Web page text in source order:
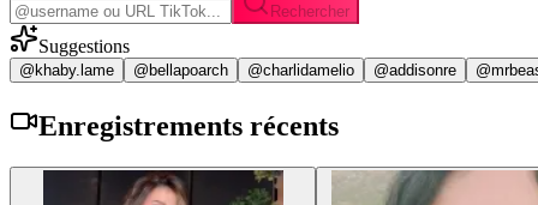
Rechercher
Suggestions
@khaby.lame @bellapoarch @charlidamelio @addisonre
Enregistrements récents